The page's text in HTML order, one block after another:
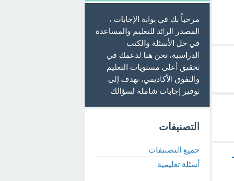
مرحباً بك في بوابة الإجابات ،
المصدر الرائد للتعليم والمساعدة
في حل الأسئلة والكتب
الدراسية، نحن هنا لدعمك في
تحقيق أعلى مستويات التعليم
والتفوق الأكاديمي، نهدف إلى
توفير إجابات شاملة لسؤالك
التصنيفات
جميع التصنيفات
أسئلة تعليمية